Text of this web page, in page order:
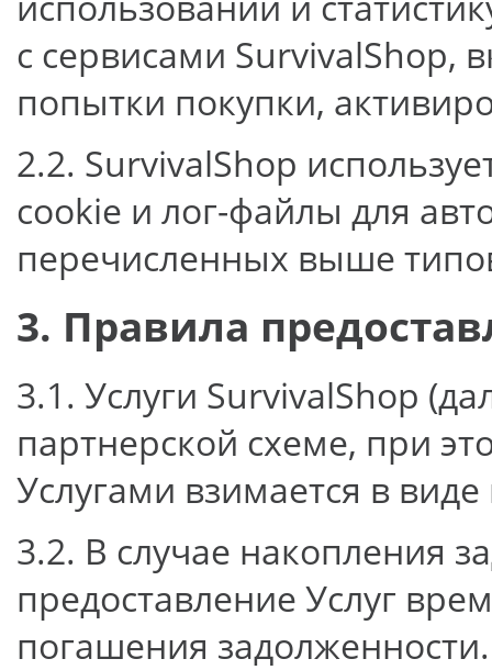
с сервисами SurvivalShop,
попытки покупки,
2.2. SurvivalShop
cookie и лог-файлы для
перечисленных выше
3. Правила
3.1. Услуги SurvivalShop
партнерской схеме, при
Услугами взимается в
3.2. В случае накопления
предоставление Услуг
погашения задолженности.